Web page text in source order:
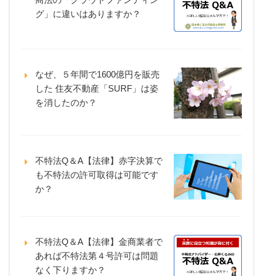
グ」に違いはありますか？
なぜ、５年間で1600億円を販売
した 住友不動産「SURF」は姿
を消したのか？
不特法Q＆A【法律】赤字決算で
も不特法の許可取得は可能です
か？
不特法Q＆A【法律】金商業者で
あれば不特法第４号許可は問題
なく下りますか？